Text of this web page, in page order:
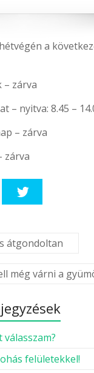
a
– zárva
– nyitva: 8.45 –
– zárva
zárva
átgondoltan
még várni a
felületekkel!